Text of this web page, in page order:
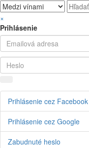
×
Prihlásenie
Prihlásenie cez Facebook
Prihlásenie cez Google
Zabudnuté heslo